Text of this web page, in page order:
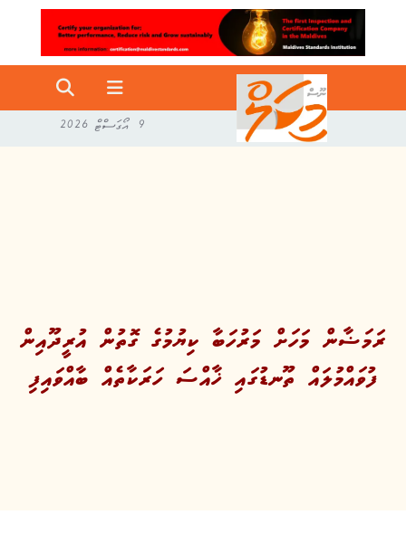
9 އޯގަސްޓް 2026
ރަމަޟާން މަހަށް މަރުހަބާ ކިޔުމުގެ ގޮތުން އުރީދޫއިން
ފުވައްމުލައް ތޫނޑުގައި ޚާއްސަ ހަރަކާތެއް ބާއްވައިފި